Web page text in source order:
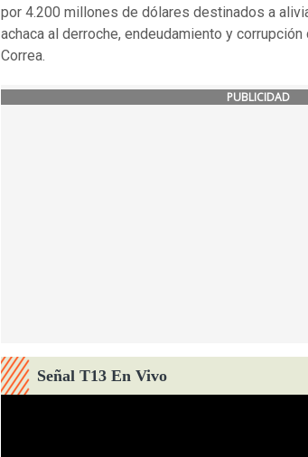
por 4.200 millones de dólares destinados a
achaca al derroche, endeudamiento y
Correa.
PUBLICIDAD
Señal T13 En Vivo